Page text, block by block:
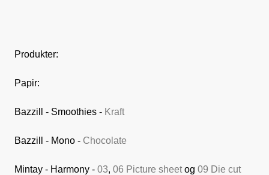
Produkter:
Papir:
Bazzill - Smoothies - Kraft
Bazzill - Mono - Chocolate
Mintay - Harmony - 03, 06 Picture sheetog 09 Die cut